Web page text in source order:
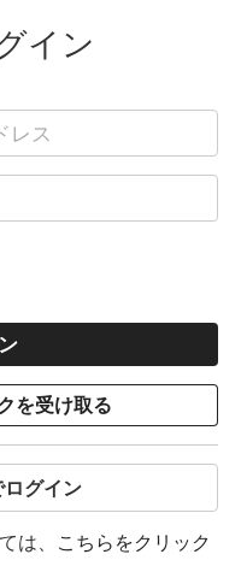
イン
グイン
は、 こちらをクリック